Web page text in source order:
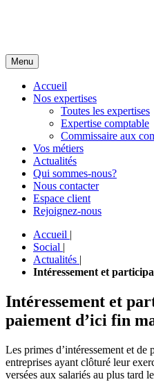
Menu
Accueil
Nos expertises
Toutes les expertises
Expertise comptable
Commissaire aux
Vos métiers
Actualités
Qui sommes-nous?
Nous contacter
Espace client
Rejoignez-nous
Accueil |
Social |
Actualités |
Intéressement et
Intéressement et
paiement d’ici fin
Les primes d’intéressement et
entreprises ayant clôturé leur
versées aux salariés au plus tard